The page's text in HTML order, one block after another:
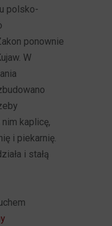
polsko-
ponownie
W
kaplicę,
i piekarnię.
i stałą